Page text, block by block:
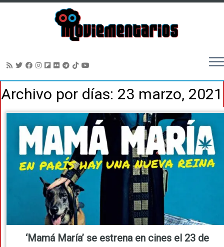
al
Archivo por días: 23 marzo, 2021
‘Mamá María’ se estrena en cines el 23 de